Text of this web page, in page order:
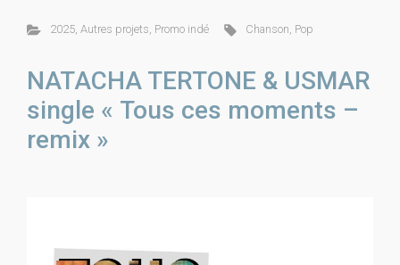
2025, Autres projets, Promo indé Chanson, Pop
NATACHA TERTONE & USMAR
single « Tous ces moments –
remix »